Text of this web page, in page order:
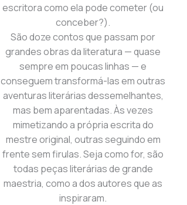
escritora como ela pode cometer (ou
conceber?).
São doze contos que passam por
grandes obras da literatura — quase
sempre em poucas linhas — e
conseguem transformá-las em outras
aventuras literárias dessemelhantes,
mas bem aparentadas. Às vezes
mimetizando a própria escrita do
mestre original, outras seguindo em
frente sem firulas. Seja como for, são
todas peças literárias de grande
maestria, como a dos autores que as
inspiraram.